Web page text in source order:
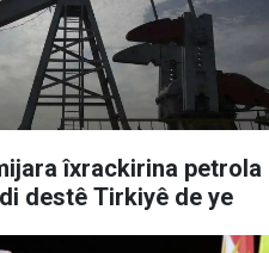
îxrackirina petrola
destê Tirkiyê de ye